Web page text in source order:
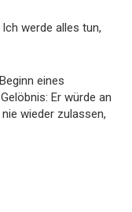
werde alles tun,
eines
Er würde an
wieder zulassen,